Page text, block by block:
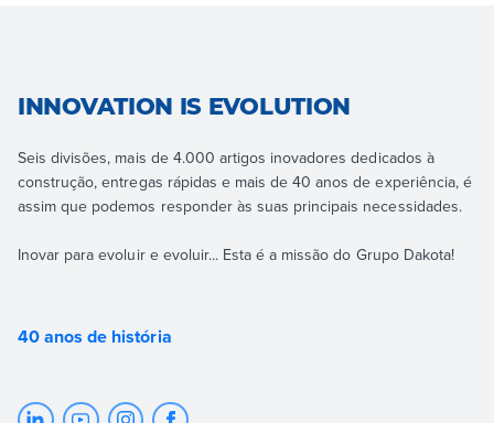
INNOVATION IS EVOLUTION
Seis divisões, mais de 4.000 artigos inovadores dedicados à
construção, entregas rápidas e mais de 40 anos de experiência, é
assim que podemos responder às suas principais necessidades.
Inovar para evoluir e evoluir... Esta é a missão do Grupo Dakota!
40 anos de história